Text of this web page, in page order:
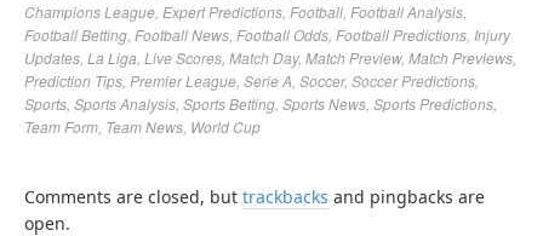
Champions League Expert Predictions Football Football Analysis
Football Betting Football News Football Odds Football Predictions Injury
Updates La Liga Live Scores Match Day, Match Preview, Match Previews
Prediction Tips Premier League Serie A Soccer, Soccer Predictions
Sports Sports Analysis Sports Betting Sports News Sports Predictions
Team Form Team News World Cup
Comments are closed, but trackbacks and pingbacks are
open.